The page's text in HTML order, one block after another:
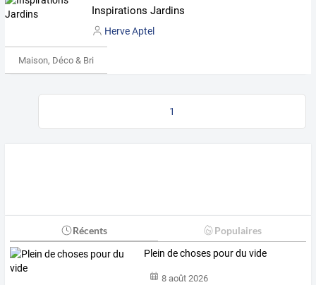
Inspirations Jardins
Herve Aptel
Maison, Déco & Bricolage
1
Récents Populaires
Plein de choses pour du vide
8 août 2026